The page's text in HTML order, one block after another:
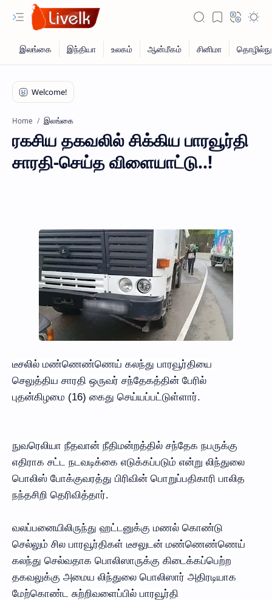
Home இலங்கை
ரகசிய தகவலில் சிக்கிய பாரவூர்தி
சாரதி-செய்த விளையாட்டு..!
டீசலில் மண்ணெண்ணெய் கலந்து பாரவூர்தியை
செலுத்திய சாரதி ஒருவர் சந்தேகத்தின் பேரில்
புதன்கிழமை (16) கைது செய்யப்பட்டுள்ளார்.
நுவரெலியா நீதவான் நீதிமன்றத்தில் சந்தேக நபருக்கு
எதிராக சட்ட நடவடிக்கை எடுக்கப்படும் என்று லிந்துலை
பொலிஸ் போக்குவரத்து பிரிவின் பொறுப்பதிகாரி பாலித
நந்தசிறி தெரிவித்தார்.
வலப்பனையிலிருந்து ஹட்டனுக்கு மணல் கொண்டு
செல்லும் சில பாரவூர்திகள் டீசலுடன் மண்ணெண்ணெய்
கலந்து செல்வதாக பொலிஸாருக்கு கிடைக்கப்பெற்ற
தகவலுக்கு அமைய லிந்துலை பொலிஸார் அதிரடியாக
மேற்கொண்ட சுற்றிவளைப்பில் பாரவூர்தி